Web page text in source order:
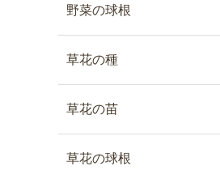
野菜の球根
草花の種
草花の苗
草花の球根